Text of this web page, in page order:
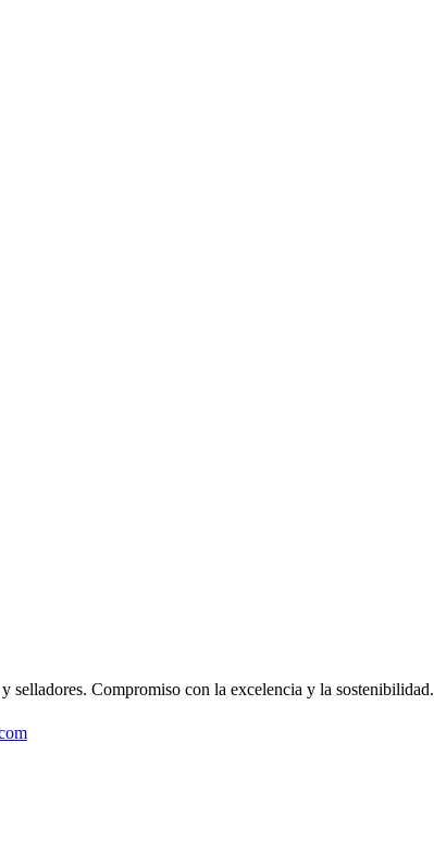
selladores. Compromiso con la excelencia y la sostenibilidad.